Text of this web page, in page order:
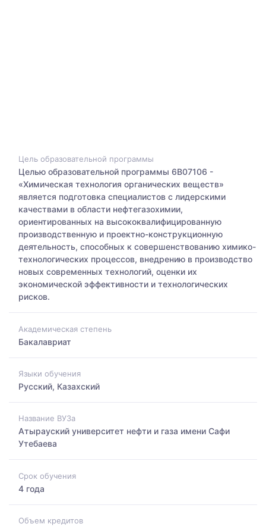
Цель образовательной программы
Целью образовательной программы 6В07106 -
«Химическая технология органических веществ»
является подготовка специалистов с лидерскими
качествами в области нефтегазохимии,
ориентированных на высококвалифицированную
производственную и проектно-конструкционную
деятельность, способных к совершенствованию химико-
технологических процессов, внедрению в производство
новых современных технологий, оценки их
экономической эффективности и технологических
рисков.
Академическая степень
Бакалавриат
Языки обучения
Русский, Казахский
Название ВУЗа
Атырауский университет нефти и газа имени Сафи
Утебаева
Срок обучения
4 года
Объем кредитов